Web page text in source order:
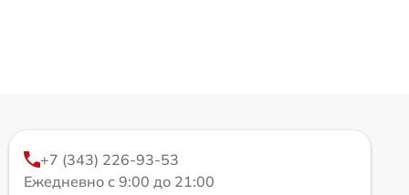
+7 (343) 226-93-53
Ежедневно с 9:00 до 21:00